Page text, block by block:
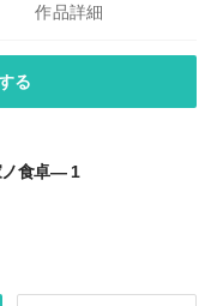
作品詳細
る
ノ食卓― 1